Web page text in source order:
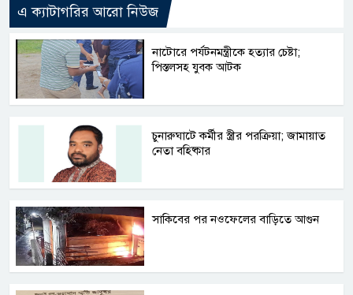
এ ক্যাটাগরির আরো নিউজ
নাটোরে পর্যটনমন্ত্রীকে হত্যার চেষ্টা;
পিস্তলসহ যুবক আটক
চুনারুঘাটে কর্মীর স্ত্রীর পরক্রিয়া; জামায়াত
নেতা বহিষ্কার
সাকিবের পর নওফেলের বাড়িতে আগুন